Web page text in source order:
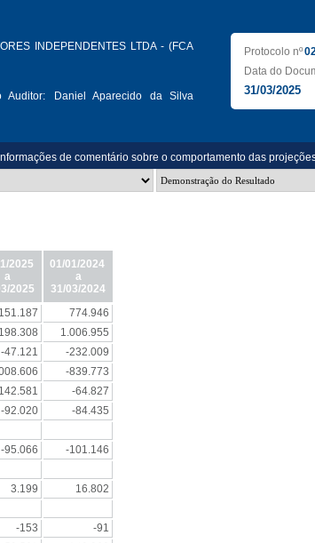
INDEPENDENTES LTDA - (FCA
Auditor:
Daniel Aparecido da Silva
Protocolo nº
Data do
31/03/2025
de comentário sobre o comportamento das